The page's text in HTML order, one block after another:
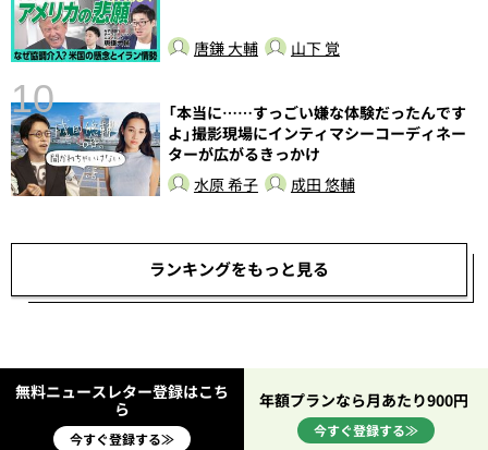
唐鎌 大輔 山下 覚
10
「本当に……すっごい嫌な体験だったんです
よ」撮影現場にインティマシーコーディネー
ターが広がるきっかけ
水原 希子
成田 悠輔
ランキングをもっと見る
無料ニュースレター登録はこち
ら
今すぐ登録する≫
年額プランなら月あたり900円
今すぐ登録する≫